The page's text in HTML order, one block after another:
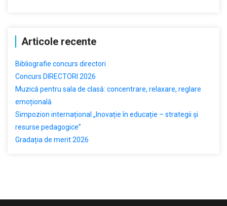
Articole recente
Bibliografie concurs directori
Concurs DIRECTORI 2026
Muzică pentru sala de clasă: concentrare, relaxare, reglare
emoțională
Simpozion internațional „Inovație în educație – strategii și
resurse pedagogice”
Gradația de merit 2026